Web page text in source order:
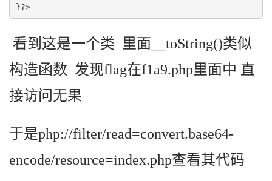
}?>
看到这是一个类 里面__toString()类似
构造函数 发现flag在f1a9.php里面中 直
接访问无果
于是php://filter/read=convert.base64-
encode/resource=index.php查看其代码